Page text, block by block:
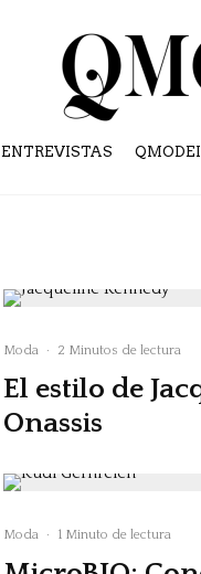
ENTREVISTAS
Moda · 2 Minutos de lectura
El estilo de
Onassis
Moda · 1 Minuto de lectura